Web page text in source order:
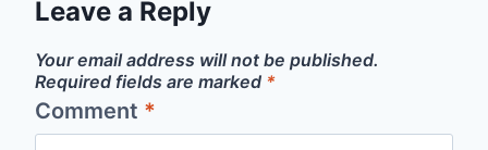
Leave a Reply
Your email address will not be published.
Required fields are marked *
Comment *